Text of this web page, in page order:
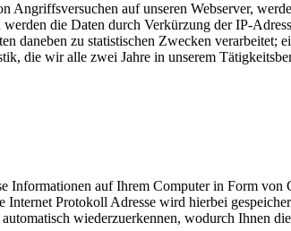
auf unseren Webserver,
die Daten durch Verkürzung der IP-
daneben zu statistischen Zwecken verarbeitet;
die wir alle zwei Jahre in unserem
Informationen auf Ihrem Computer in Form
Protokoll Adresse wird hierbei
wiederzuerkennen, wodurch Ihnen